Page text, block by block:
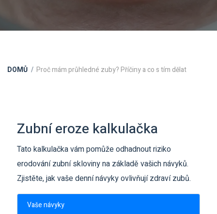
DOMŮ Proč mám průhledné zuby? Příčiny a co s tím dělat
Zubní eroze kalkulačka
Tato kalkulačka vám pomůže odhadnout riziko
erodování zubní skloviny na základě vašich návyků.
Zjistěte, jak vaše denní návyky ovlivňují zdraví zubů.
Vaše návyky